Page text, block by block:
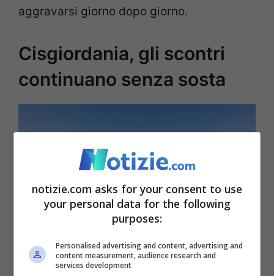
aggravarsi giorno dopo giorno.
Cisgiordania, gli scontri
continuano senza sosta
Gli scontri in Cisgiordania continuano senza sosta © Ansa
notizie.com asks for your consent to use
your personal data for the following
purposes:
Personalised advertising and content, advertising and
content measurement, audience research and
services development